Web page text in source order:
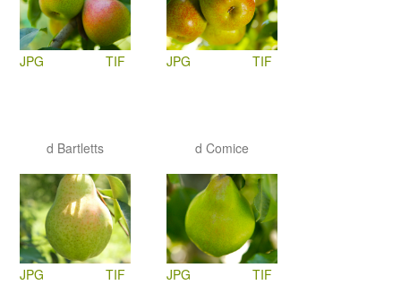
JPG TIF JPG TIF
d Bartletts
JPG TIF
d Comice
JPG TIF